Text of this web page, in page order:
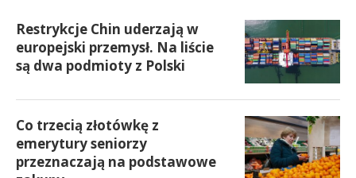
Restrykcje Chin uderzają w
europejski przemysł. Na liście
są dwa podmioty z Polski
Co trzecią złotówkę z
emerytury seniorzy
przeznaczają na podstawowe